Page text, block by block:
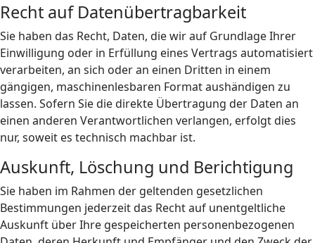
Recht auf Daten­übertrag­barkeit
Sie haben das Recht, Daten, die wir auf Grundlage Ihrer
Einwilligung oder in Erfüllung eines Vertrags automatisiert
verarbeiten, an sich oder an einen Dritten in einem
gängigen, maschinenlesbaren Format aushändigen zu
lassen. Sofern Sie die direkte Übertragung der Daten an
einen anderen Verantwortlichen verlangen, erfolgt dies
nur, soweit es technisch machbar ist.
Auskunft, Löschung und Berichtigung
Sie haben im Rahmen der geltenden gesetzlichen
Bestimmungen jederzeit das Recht auf unentgeltliche
Auskunft über Ihre gespeicherten personenbezogenen